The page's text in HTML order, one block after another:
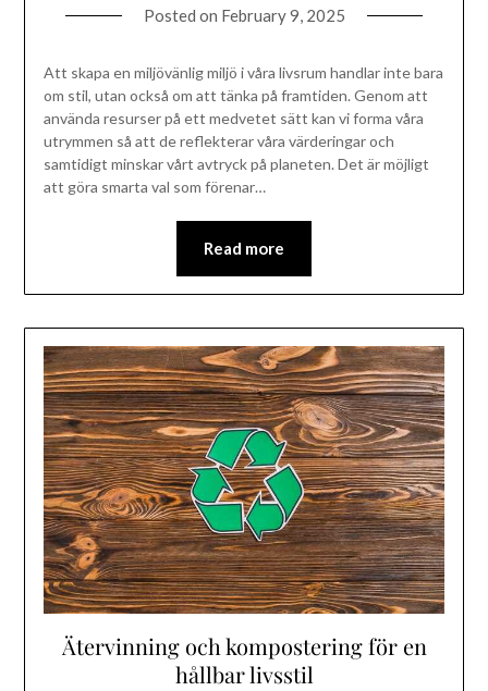
Posted on February 9, 2025
Att skapa en miljövänlig miljö i våra livsrum handlar inte bara
om stil, utan också om att tänka på framtiden. Genom att
använda resurser på ett medvetet sätt kan vi forma våra
utrymmen så att de reflekterar våra värderingar och
samtidigt minskar vårt avtryck på planeten. Det är möjligt
att göra smarta val som förenar…
Read more
Ätervinning och kompostering för en
hållbar livsstil